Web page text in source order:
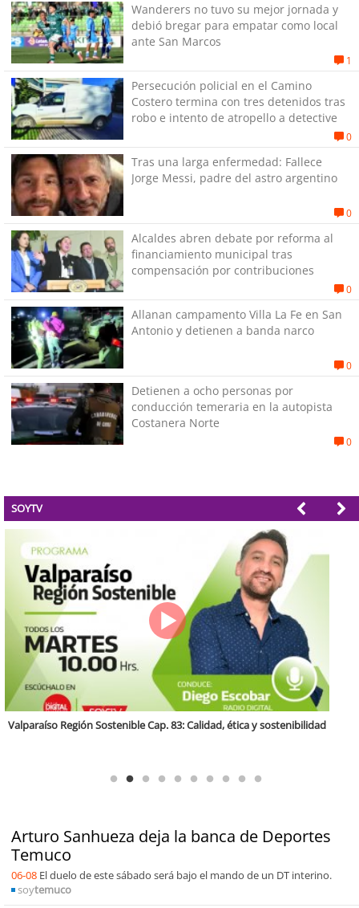
Wanderers no tuvo su mejor jornada y
debió bregar para empatar como local
ante San Marcos
1
Persecución policial en el Camino
Costero termina con tres detenidos tras
robo e intento de atropello a detective
0
Tras una larga enfermedad: Fallece
Jorge Messi, padre del astro argentino
0
Alcaldes abren debate por reforma al
financiamiento municipal tras
compensación por contribuciones
0
Allanan campamento Villa La Fe en San
Antonio y detienen a banda narco
0
Detienen a ocho personas por
conducción temeraria en la autopista
Costanera Norte
0
SOYTV
Arturo Sanhueza deja la banca de Deportes
Temuco
06-08 El duelo de este sábado será bajo el mando de un DT interino.
soytemuco